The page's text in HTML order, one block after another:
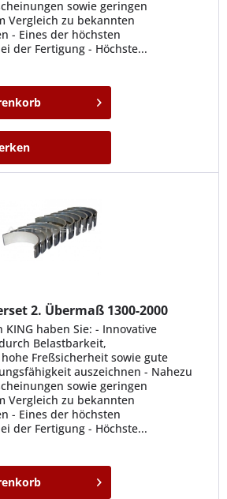
sowie geringen
Vergleich zu bekannten
- Eines der höchsten
der Fertigung - Höchste...
2. Übermaß 1300-2000
KING haben Sie: - Innovative
Belastbarkeit,
Freßsicherheit sowie gute
auszeichnen - Nahezu
sowie geringen
Vergleich zu bekannten
- Eines der höchsten
der Fertigung - Höchste...